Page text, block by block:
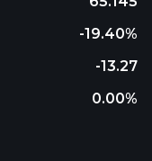
-19.40%
-13.27
0.00%